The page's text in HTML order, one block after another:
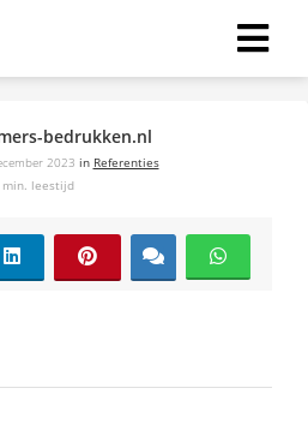
bedrukken.nl
2023 in Referenties
min. leestijd